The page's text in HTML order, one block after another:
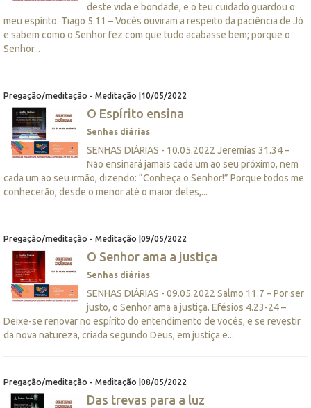
deste vida e bondade, e o teu cuidado guardou o
meu espírito. Tiago 5.11 – Vocês ouviram a respeito da paciência de Jó
e sabem como o Senhor fez com que tudo acabasse bem; porque o
Senhor...
Pregação/meditação - Meditação |10/05/2022
O Espírito ensina
Senhas diárias
SENHAS DIÁRIAS - 10.05.2022 Jeremias 31.34 –
Não ensinará jamais cada um ao seu próximo, nem
cada um ao seu irmão, dizendo: “Conheça o Senhor!” Porque todos me
conhecerão, desde o menor até o maior deles,...
Pregação/meditação - Meditação |09/05/2022
O Senhor ama a justiça
Senhas diárias
SENHAS DIÁRIAS - 09.05.2022 Salmo 11.7 – Por ser
justo, o Senhor ama a justiça. Efésios 4.23-24 –
Deixe-se renovar no espírito do entendimento de vocês, e se revestir
da nova natureza, criada segundo Deus, em justiça e...
Pregação/meditação - Meditação |08/05/2022
Das trevas para a luz